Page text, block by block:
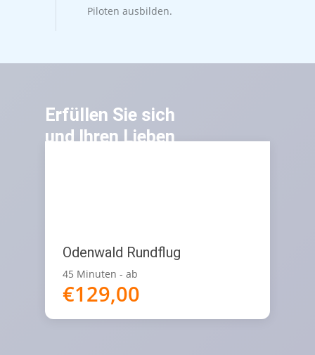
Piloten ausbilden.
Erfüllen Sie sich
und Ihren Lieben
Odenwald Rundflug
45 Minuten - ab
€129,00